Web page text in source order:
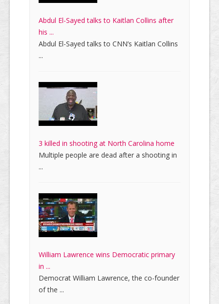
Abdul El-Sayed talks to Kaitlan Collins after
his ...
Abdul El-Sayed talks to CNN’s Kaitlan Collins
...
3 killed in shooting at North Carolina home
Multiple people are dead after a shooting in
...
William Lawrence wins Democratic primary
in ...
Democrat William Lawrence, the co-founder
of the ...